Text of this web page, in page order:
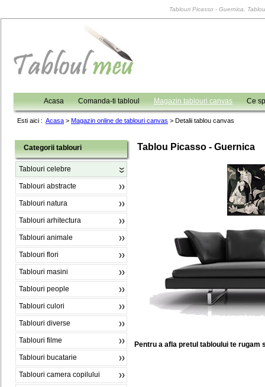
Tablouri Picasso - Guernica,
Acasa Comanda-ti tabloul Magazin tablouri canvas Ce
Esti aici : Acasa > Magazin online de tablouri canvas > Detalii tablou canvas
Categorii tablouri
Tablouri celebre
Tablouri abstracte
Tablouri natura
Tablouri arhitectura
Tablouri animale
Tablouri flori
Tablouri masini
Tablouri people
Tablouri culori
Tablouri diverse
Tablouri filme
Tablouri bucatarie
Tablouri camera copilului
Tablou Picasso - Guernica
Pentru a afla pretul tabloului te rugam